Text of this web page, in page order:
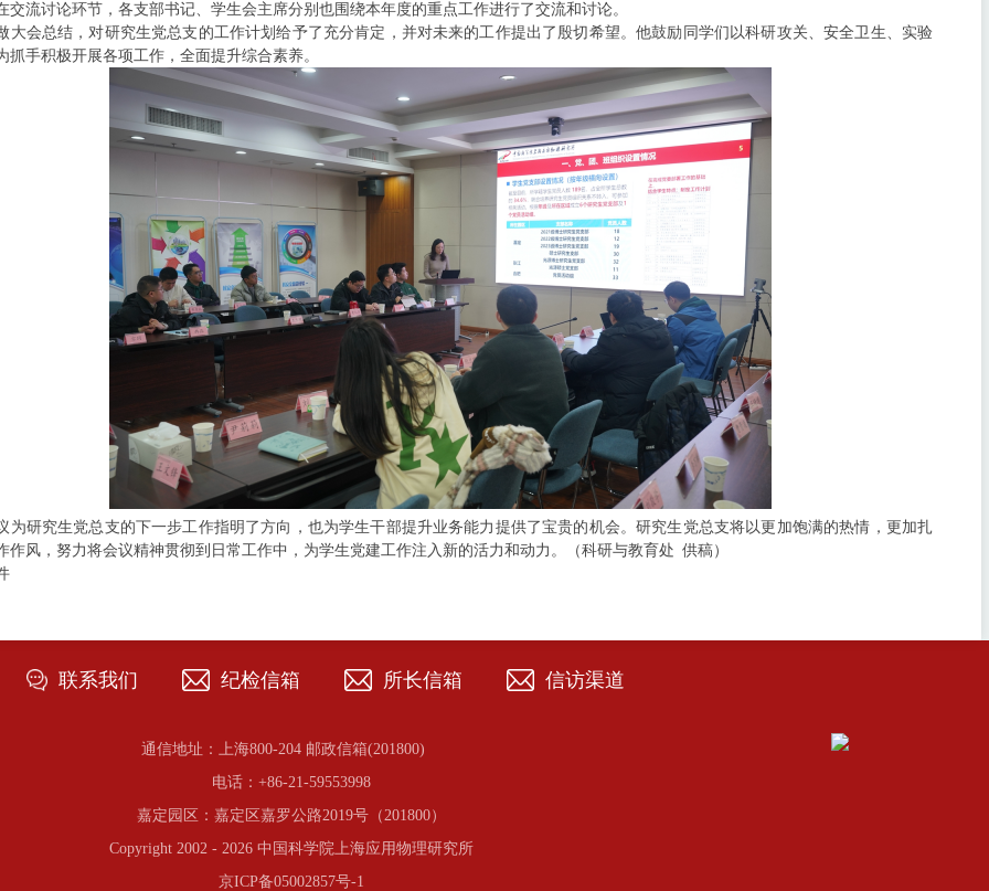
交流讨论环节，各支部书记、学生会主席分别也围绕本年度的重点工作进行了交流和讨论。
大会总结，对研究生党总支的工作计划给予了充分肯定，并对未来的工作提出了殷切希望。他鼓励同学们以科研攻关、安全卫生、实验
抓手积极开展各项工作，全面提升综合素养。
为研究生党总支的下一步工作指明了方向，也为学生干部提升业务能力提供了宝贵的机会。研究生党总支将以更加饱满的热情，更加扎
作风，努力将会议精神贯彻到日常工作中，为学生党建工作注入新的活力和动力。（科研与教育处 供稿）
联系我们 纪检信箱 所长信箱 信访渠道
通信地址：上海800-204 邮政信箱(201800)
电话：+86-21-59553998
嘉定园区：嘉定区嘉罗公路2019号（201800）
Copyright 2002 - 2026 中国科学院上海应用物理研究所
京ICP备05002857号-1